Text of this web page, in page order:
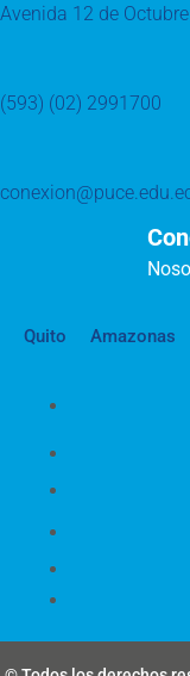
Avenida 12 de
(593) (02) 2991700
Quito Amazonas